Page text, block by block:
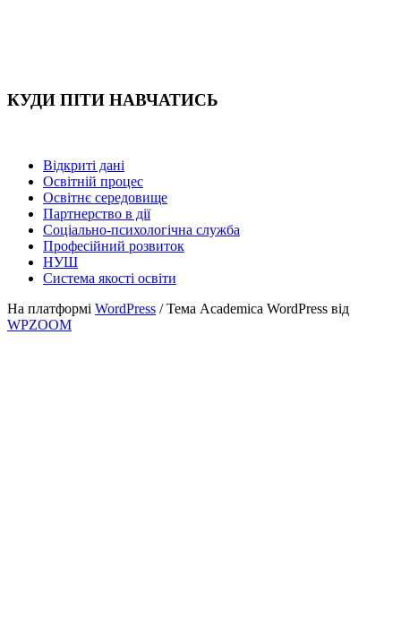
КУДИ ПІТИ НАВЧАТИСЬ
Відкриті дані
Освітній процес
Освітнє середовище
Партнерство в дії
Соціально-психологічна служба
Професійний розвиток
НУШ
Система якості освіти
На платформі WordPress / Тема Academica WordPress від
WPZOOM